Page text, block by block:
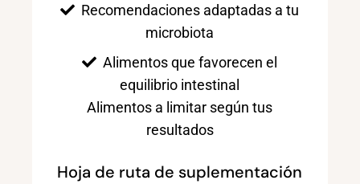
Recomendaciones adaptadas a tu
microbiota
Alimentos que favorecen el
equilibrio intestinal
Alimentos a limitar según tus
resultados
Hoja de ruta de suplementación